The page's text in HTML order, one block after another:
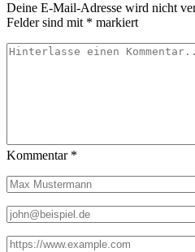
Deine E-Mail-Adresse wird nicht
Felder sind mit * markiert
Kommentar *